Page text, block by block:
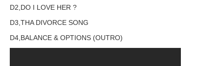
D2,DO I LOVE HER ?
D3,THA DIVORCE SONG
D4,BALANCE & OPTIONS (OUTRO)